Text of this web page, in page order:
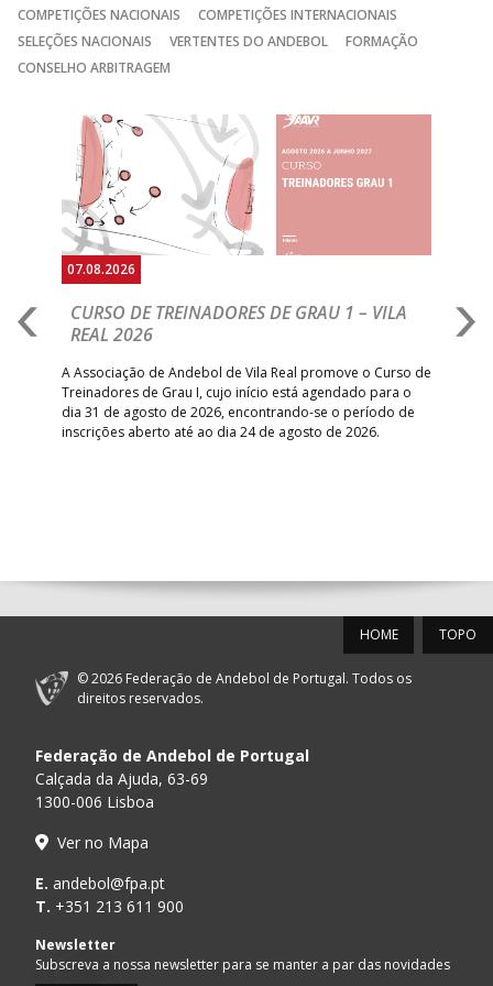
15:00 141 SL BENFICA _ - _ JUVE LIS
15:00 9
GINÁSIOCSTIRSO /
11 FC PORTO
142 CALE _ - _
ABC DE BRAGA /
143
AD ACADEMIA
ANDEBOL SPS
18:30 14
Bodegão/CCR/Proteu
_ - _ SL BENFICA
12
MILANEZA
_ - _ CF OS
140 CD FEIRENSE /Movit _ - _
CJ A. GARRETT
15:00 147 MADEIRA SAD
15:00 20 CF OS BELENENSES
16:00
16:00 16
ANDEBOL SAD
17:00 149
Bettermann
COMPETIÇÕES NACIONAIS
COMPETIÇÕES INTERNACIONAIS
SELEÇÕES NACIONAIS
VERTENTES DO ANDEBOL
FORMAÇÃO
CONSELHO ARBITRAGEM
07.08.2026
CURSO DE TREINADORES DE GRAU 1 – VILA
REAL 2026
A Associação de Andebol de Vila Real promove o Curso de
Treinadores de Grau I, cujo início está agendado para o
dia 31 de agosto de 2026, encontrando-se o período de
inscrições aberto até ao dia 24 de agosto de 2026.
Anterior
TOPO
HOME
© 2026 Federação de Andebol de Portugal. Todos os
direitos reservados.
Federação de Andebol de Portugal
Calçada da Ajuda, 63-69
1300-006 Lisboa
Ver no Mapa
E. andebol@fpa.pt
T. +351 213 611 900
Newsletter
Subscreva a nossa newsletter para se manter a par das novidades